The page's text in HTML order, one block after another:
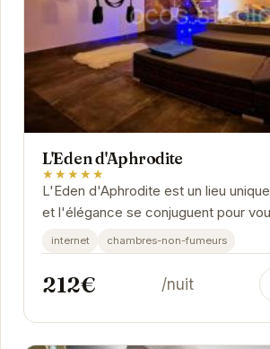
L'Eden d'Aphrodite
★★★★★
L'Eden d'Aphrodite est un lieu
et l'élégance se conjuguent pour
séjour inoubliable. Situé au cœur de...
internet chambres-non-fumeurs
212€ /nuit